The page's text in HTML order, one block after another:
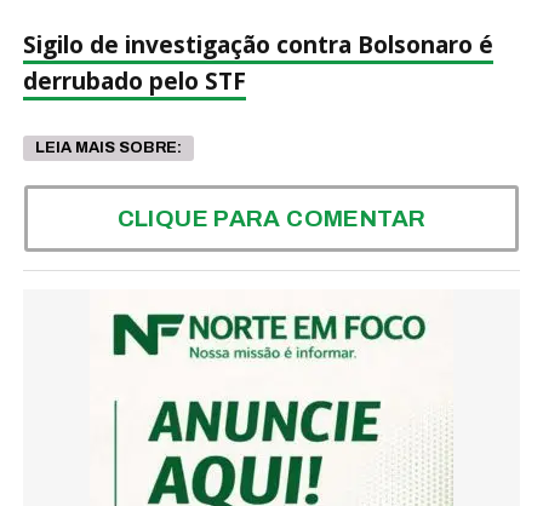
Sigilo de investigação contra Bolsonaro é
derrubado pelo STF
LEIA MAIS SOBRE:
CLIQUE PARA COMENTAR